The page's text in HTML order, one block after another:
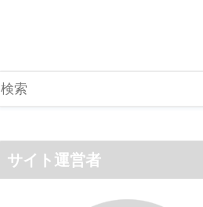
サイト運営者